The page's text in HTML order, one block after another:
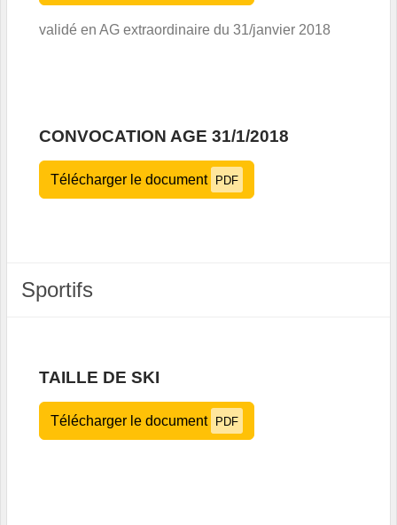
validé en AG extraordinaire du 31/janvier 2018
CONVOCATION AGE 31/1/2018
Télécharger le document PDF
Sportifs
TAILLE DE SKI
Télécharger le document PDF